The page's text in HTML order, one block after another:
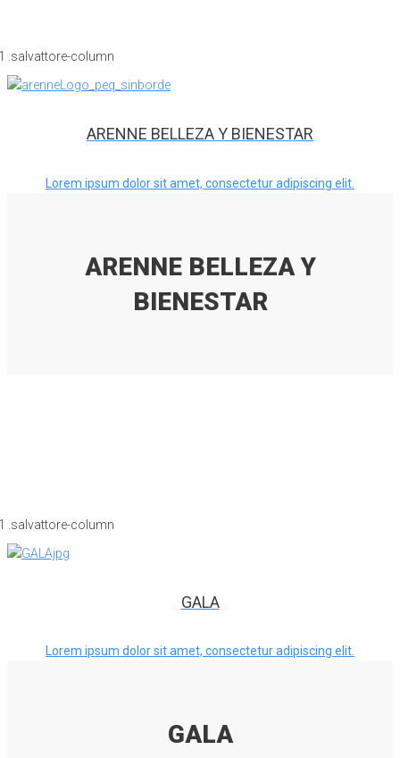
ARENNE BELLEZA Y BIENESTAR
Lorem ipsum dolor sit amet, consectetur adipiscing elit.
ARENNE BELLEZA Y
BIENESTAR
GALA
Lorem ipsum dolor sit amet, consectetur adipiscing elit.
GALA